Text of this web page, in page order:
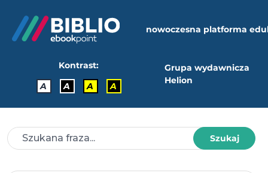
nowoczesna platforma
Kontrast:
A
A A A
Grupa wydawnicza
Helion
Szukaj